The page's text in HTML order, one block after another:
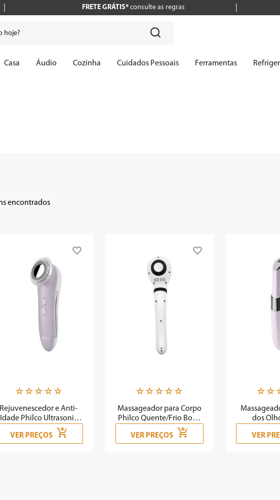
FRETE GRÁTIS*consulte as regras
Casa Áudio Cozinha Cuidados Pessoais Ferramentas
☆ ☆ ☆ ☆ ☆
Rejuvenescedor e Anti-
Idade Philco Ultrasonic
Beauty PTE02 Led
VER PREÇOS
☆ ☆ ☆ ☆ ☆
Massageador para Corpo
Philco Quente/Frio Body
VER PREÇOS
☆ ☆
dos
VER